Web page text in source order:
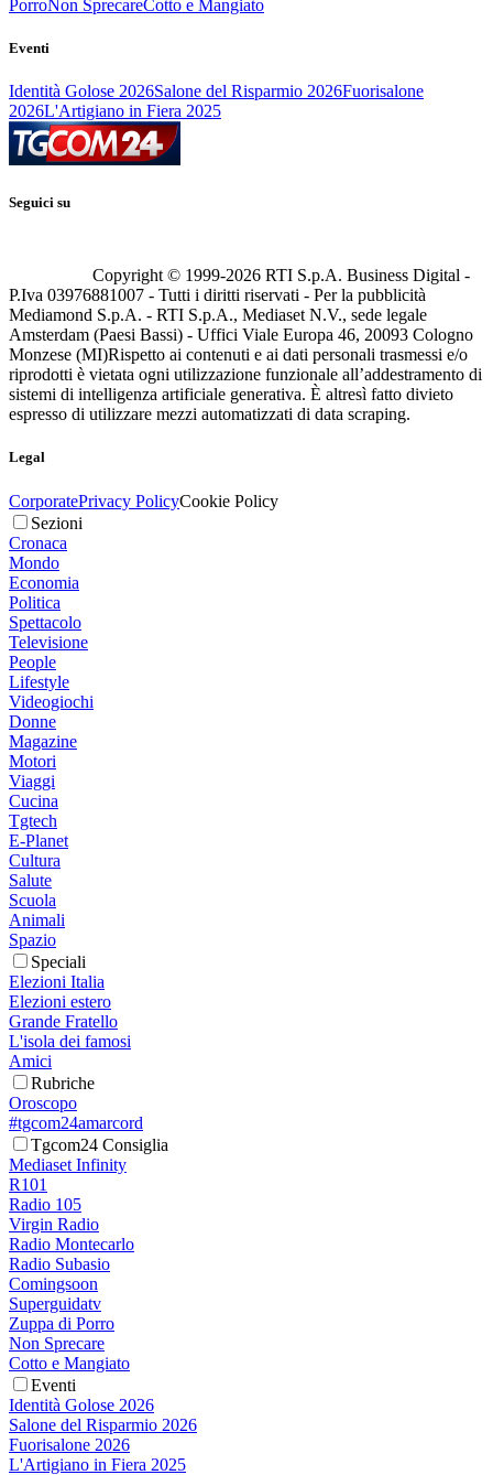
PorroNon SprecareCotto e Mangiato
Eventi
Identità Golose 2026Salone del Risparmio 2026Fuorisalone
2026L'Artigiano in Fiera 2025
Seguici su
Copyright © 1999-2026 RTI S.p.A. Business Digital -
P.Iva 03976881007 - Tutti i diritti riservati - Per la pubblicità
Mediamond S.p.A. - RTI S.p.A., Mediaset N.V., sede legale
Amsterdam (Paesi Bassi) - Uffici Viale Europa 46, 20093 Cologno
Monzese (MI)Rispetto ai contenuti e ai dati personali trasmessi e/o
riprodotti è vietata ogni utilizzazione funzionale all’addestramento di
sistemi di intelligenza artificiale generativa. È altresì fatto divieto
espresso di utilizzare mezzi automatizzati di data scraping.
Legal
CorporatePrivacy PolicyCookie Policy
Sezioni
Cronaca
Mondo
Economia
Politica
Spettacolo
Televisione
People
Lifestyle
Videogiochi
Donne
Magazine
Motori
Viaggi
Cucina
Tgtech
E-Planet
Cultura
Salute
Scuola
Animali
Spazio
Speciali
Elezioni Italia
Elezioni estero
Grande Fratello
L'isola dei famosi
Amici
Rubriche
Oroscopo
#tgcom24amarcord
Tgcom24 Consiglia
Mediaset Infinity
R101
Radio 105
Virgin Radio
Radio Montecarlo
Radio Subasio
Comingsoon
Superguidatv
Zuppa di Porro
Non Sprecare
Cotto e Mangiato
Eventi
Identità Golose 2026
Salone del Risparmio 2026
Fuorisalone 2026
L'Artigiano in Fiera 2025